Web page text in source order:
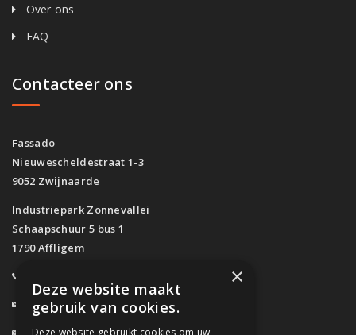
Over ons
FAQ
Contacteer ons
Fassado
Nieuwescheldestraat 1-3
9052 Zwijnaarde
Industriepark Zonnevallei
Schaapschuur 5 bus 1
1790 Affligem
info@fassado.be
×
Deze website maakt
gebruik van cookies.
Deze website gebruikt cookies om uw